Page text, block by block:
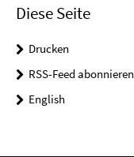
Diese Seite
Drucken
RSS-Feed abonnieren
English